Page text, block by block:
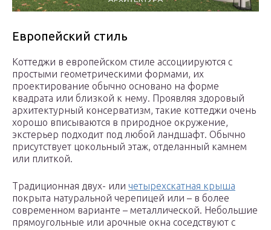
Европейский стиль
Коттеджи в европейском стиле ассоциируются с
простыми геометрическими формами, их
проектирование обычно основано на форме
квадрата или близкой к нему. Проявляя здоровый
архитектурный консерватизм, такие коттеджи очень
хорошо вписываются в природное окружение,
экстерьер подходит под любой ландшафт. Обычно
присутствует цокольный этаж, отделанный камнем
или плиткой.
Традиционная двух- или четырехскатная крыша
покрыта натуральной черепицей или – в более
современном варианте – металлической. Небольшие
прямоугольные или арочные окна соседствуют с